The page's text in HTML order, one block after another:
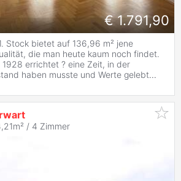
€ 1.791,90
Stock bietet auf 136,96 m² jene
die man heute kaum noch findet.
errichtet ? eine Zeit, in der
haben musste und Werte gelebt...
/ 4 Zimmer